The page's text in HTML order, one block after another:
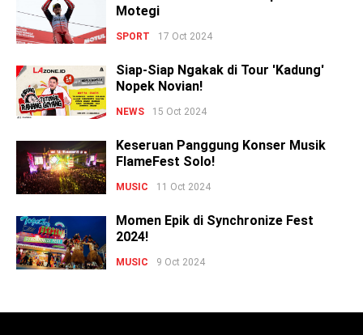
Motegi
SPORT 17 Oct 2024
Siap-Siap Ngakak di Tour 'Kadung'
Nopek Novian!
NEWS 15 Oct 2024
Keseruan Panggung Konser Musik
FlameFest Solo!
MUSIC 11 Oct 2024
Momen Epik di Synchronize Fest
2024!
MUSIC 9 Oct 2024